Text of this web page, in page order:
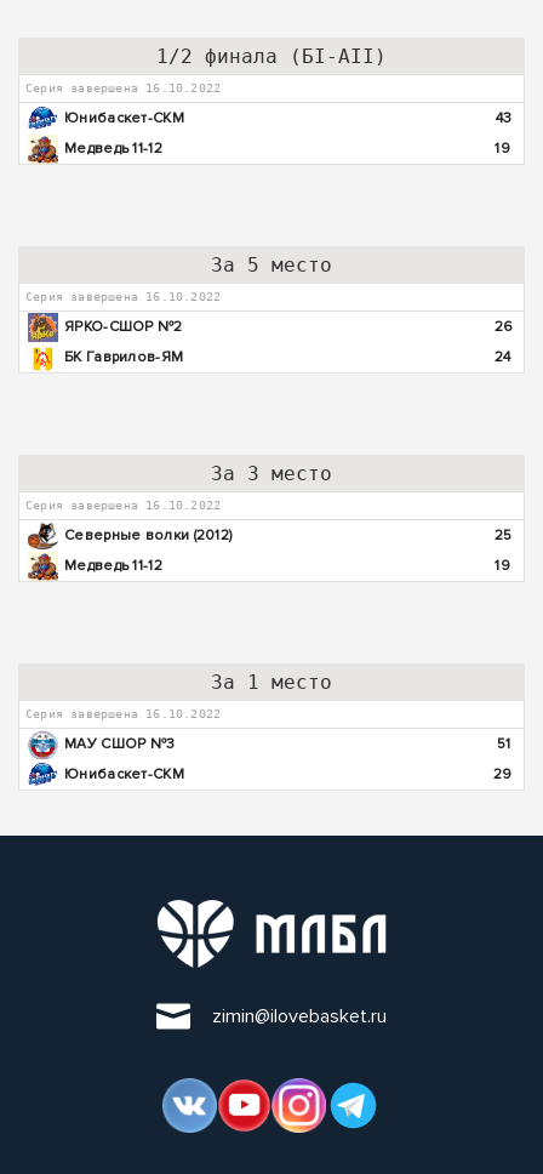
1/2 финала (БI-АII)
Серия завершена 16.10.2022
Юнибаскет-СКМ
43
Медведь 11-12
19
За 5 место
Серия завершена 16.10.2022
ЯРКО-СШОР №2
26
БК Гаврилов-ЯМ
24
За 3 место
Серия завершена 16.10.2022
Северные волки (2012)
25
Медведь 11-12
19
За 1 место
Серия завершена 16.10.2022
МАУ СШОР №3
51
Юнибаскет-СКМ
29
zimin@ilovebasket.ru